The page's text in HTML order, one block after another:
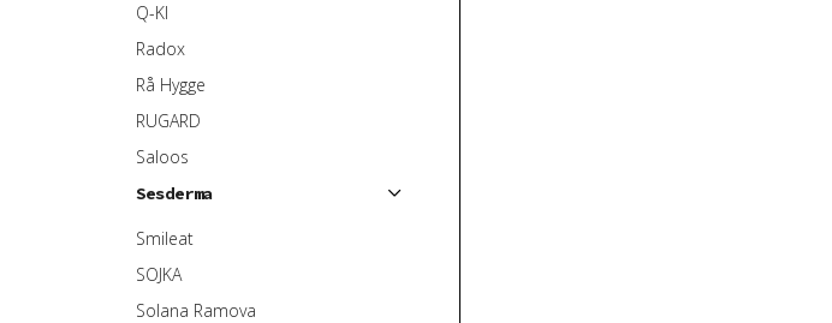
Q-KI
Radox
Rå Hygge
RUGARD
Saloos
Sesderma
Smileat
SOJKA
Solana Ramova